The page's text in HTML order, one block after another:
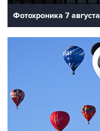
Фотохроника 7 августа